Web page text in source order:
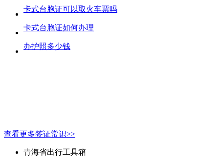
卡式台胞证可以取火车票吗
卡式台胞证如何办理
办护照多少钱
查看更多签证常识>>
青海省出行工具箱